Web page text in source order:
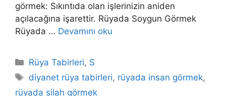
görmek: Sıkıntıda olan işlerinizin aniden
açılacağına işarettir. Rüyada Soygun Görmek
Rüyada … Devamını oku
Kategoriler
Rüya Tabirleri, S
Etiketler
diyanet rüya tabirleri, rüyada insan görmek,
rüyada silah görmek